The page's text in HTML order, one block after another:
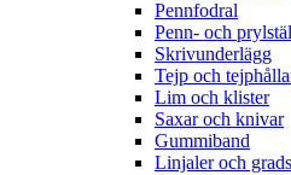
Pennfodral
Penn- och
Skrivunderlägg
Tejp och
Lim och klister
Saxar och knivar
Gummiband
Linjaler och